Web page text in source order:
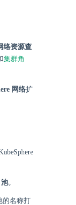
络资源查
集群角
网络扩
。
的名称打